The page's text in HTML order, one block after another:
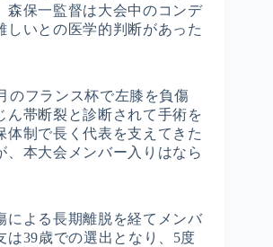
森保一監督は大会中のコンデ
しいとの医学的判断があった
のフランス杯で左膝を負傷
ん帯断裂と診断されて手術を
体制で長く代表を支えてきた
、本大会メンバー入りはなら
による長期離脱を経てメンバ
は39歳での選出となり、5度